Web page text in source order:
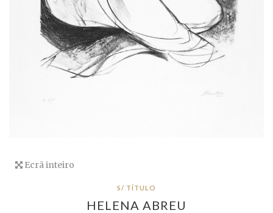
Ecrã inteiro
S/ TÍTULO
HELENA ABREU